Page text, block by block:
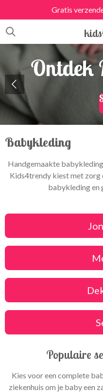
direct
naar
de
Gratis
Ontdek
Babykleding
Handgemaakte
Kids4trendy kiest met zorg
babykleding en
Populaire
Kies voor een complete
ziekenhuis om je baby een